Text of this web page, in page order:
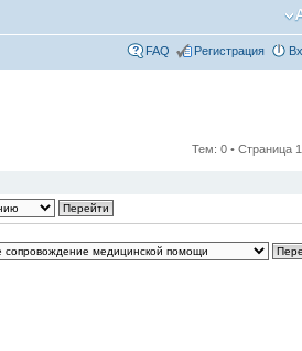
FAQ Регистрация
Тем: 0 • Страница 1